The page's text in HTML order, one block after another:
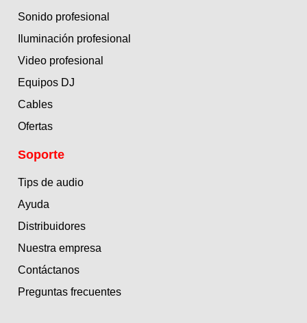
Sonido profesional
Iluminación profesional
Video profesional
Equipos DJ
Cables
Ofertas
Soporte
Tips de audio
Ayuda
Distribuidores
Nuestra empresa
Contáctanos
Preguntas frecuentes